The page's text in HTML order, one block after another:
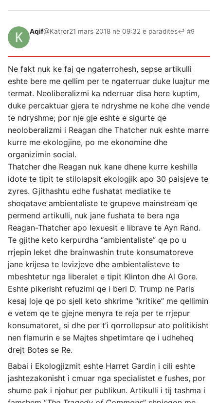
Aqif@Katror21 mars 2018 në 09:32 e paradites↩ #9
Ne fakt nuk ke faj qe ngaterrohesh, sepse artikulli
eshte bere me qellim per te ngaterruar duke luajtur me
termat. Neoliberalizmi ka nderruar disa here kuptim,
duke percaktuar gjera te ndryshme ne kohe dhe vende
te ndryshme; por nje gje eshte e sigurte qe
neoloberalizmi i Reagan dhe Thatcher nuk eshte marre
kurre me ekologjine, po me ekonomine dhe
organizimin social.
Thatcher dhe Reagan nuk kane dhene kurre keshilla
idote te tipit te stilolapsit ekologjik apo 30 paisjeve te
zyres. Gjithashtu edhe fushatat mediatike te
shoqatave ambientaliste te grupeve mainstream qe
permend artikulli, nuk jane fushata te bera nga
Reagan-Thatcher apo lexuesit e librave te Ayn Rand.
Te gjithe keto kerpurdha “ambientaliste” qe po u
rrjepin leket dhe brainwashin trute konsumatoreve
jane krijesa te levizjeve dhe ambientalisteve te
mbeshtetur nga liberalet e tipit Klinton dhe Al Gore.
Eshte pikerisht refuzimi qe i beri D. Trump ne Paris
kesaj loje qe po sjell keto shkrime “kritike” me qellimin
e vetem qe te gjejne menyra te reja per te rrjepur
konsumatoret, si dhe per t’i qorrollepsur ato politikisht
nen flamurin e se Majtes shpetimtare qe i udheheq
drejt Botes se Re.
Babai i Ekologjizmit eshte Harret Gardin i cili eshte
jashtezakonisht i cmuar nga specialistet e fushes, por
shume pak i njohur per publikun. Artikulli i tij tashma i